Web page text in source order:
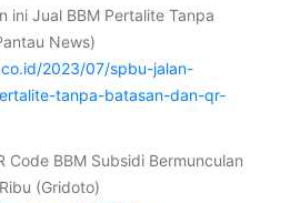
ini Jual BBM Pertalite Tanpa
News)
2023/07/spbu-jalan-
tanpa-batasan-dan-qr-
Code BBM Subsidi Bermunculan
(Gridoto)